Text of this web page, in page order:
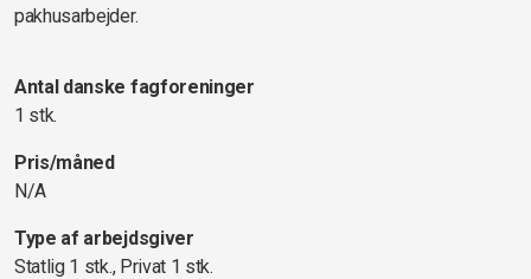
pakhusarbejder.
Antal danske fagforeninger
1 stk.
Pris/måned
N/A
Type af arbejdsgiver
Statlig 1 stk., Privat 1 stk.